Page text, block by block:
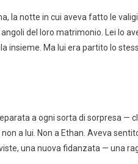
la notte in cui aveva fatto le
del loro matrimonio. Lei lo
insieme. Ma lui era partito lo
a ogni sorta di sorpresa —
a lui. Non a Ethan. Aveva
una nuova fidanzata — una